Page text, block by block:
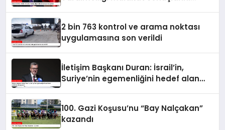
2 bin 763 kontrol ve arama noktası
uygulamasına son verildi
İletişim Başkanı Duran: İsrail’in,
Suriye’nin egemenliğini hedef alan
100. Gazi Koşusu’nu “Bay Nalçakan”
kazandı